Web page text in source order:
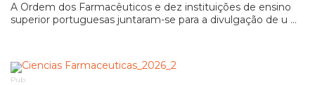
A Ordem dos Farmacêuticos e dez instituições de ensino
superior portuguesas juntaram-se para a divulgação de u ...
Pub